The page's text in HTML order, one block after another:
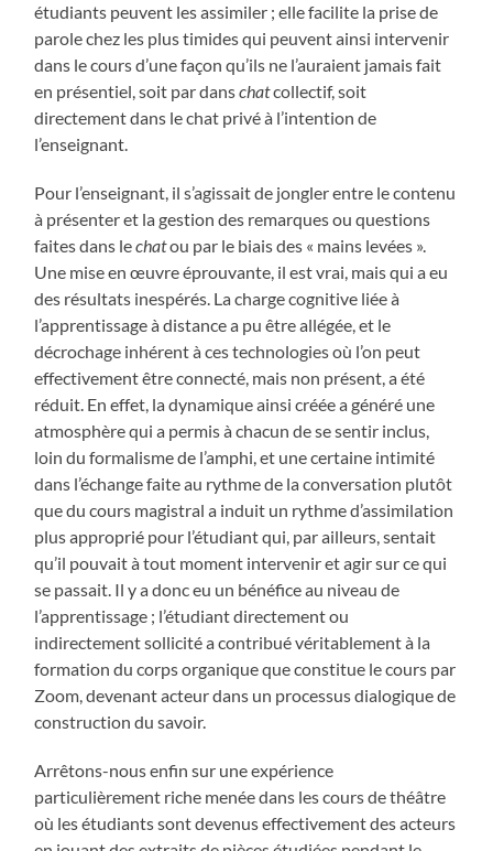
étudiants peuvent les assimiler ; elle facilite la prise de
parole chez les plus timides qui peuvent ainsi intervenir
dans le cours d’une façon qu’ils ne l’auraient jamais fait
en présentiel, soit par danschatcollectif, soit
directement dans le chat privé à l’intention de
l’enseignant.
Pour l’enseignant, il s’agissait de jongler entre le contenu
à présenter et la gestion des remarques ou questions
faites dans lechatou par le biais des « mains levées ».
Une mise en œuvre éprouvante, il est vrai, mais qui a eu
des résultats inespérés. La charge cognitive liée à
l’apprentissage à distance a pu être allégée, et le
décrochage inhérent à ces technologies où l’on peut
effectivement être connecté, mais non présent, a été
réduit. En effet, la dynamique ainsi créée a généré une
atmosphère qui a permis à chacun de se sentir inclus,
loin du formalisme de l’amphi, et une certaine intimité
dans l’échange faite au rythme de la conversation plutôt
que du cours magistral a induit un rythme d’assimilation
plus approprié pour l’étudiant qui, par ailleurs, sentait
qu’il pouvait à tout moment intervenir et agir sur ce qui
se passait. Il y a donc eu un bénéfice au niveau de
l’apprentissage ; l’étudiant directement ou
indirectement sollicité a contribué véritablement à la
formation du corps organique que constitue le cours par
Zoom, devenant acteur dans un processus dialogique de
construction du savoir.
Arrêtons-nous enfin sur une expérience
particulièrement riche menée dans les cours de théâtre
où les étudiants sont devenus effectivement des acteurs